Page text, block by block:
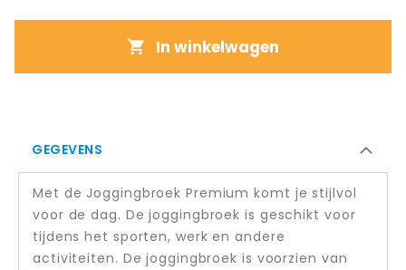
In winkelwagen
GEGEVENS
Met de Joggingbroek Premium komt je stijlvol
voor de dag. De joggingbroek is geschikt voor
tijdens het sporten, werk en andere
activiteiten. De joggingbroek is voorzien van